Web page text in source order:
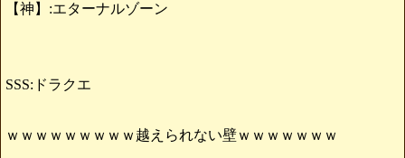
【神】:エターナルゾーン
SSS:ドラクエ
ｗｗｗｗｗｗｗｗｗ越えられない壁ｗｗｗｗｗｗｗ